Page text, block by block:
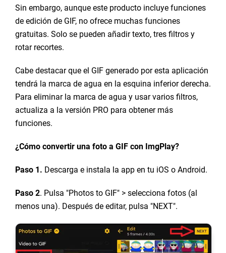
Sin embargo, aunque este producto incluye funciones
de edición de GIF, no ofrece muchas funciones
gratuitas. Solo se pueden añadir texto, tres filtros y
rotar recortes.
Cabe destacar que el GIF generado por esta aplicación
tendrá la marca de agua en la esquina inferior derecha.
Para eliminar la marca de agua y usar varios filtros,
actualiza a la versión PRO para obtener más
funciones.
¿Cómo convertir una foto a GIF con ImgPlay?
Paso 1. Descarga e instala la app en tu iOS o Android.
Paso 2. Pulsa "Photos to GIF" > selecciona fotos (al
menos una). Después de editar, pulsa "NEXT".